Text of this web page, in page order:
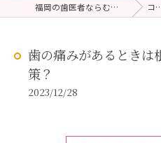
福岡の歯医者ならむらつ歯科クリニック コラム
歯の痛みがあるときは
策？
2023/12/28